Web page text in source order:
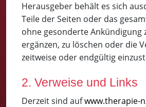
Herausgeber behält es sich
Teile der Seiten oder das
ohne gesonderte Ankündigung
ergänzen, zu löschen oder die
zeitweise oder endgültig
2. Verweise und Links
Derzeit sind aufwww.therapie-